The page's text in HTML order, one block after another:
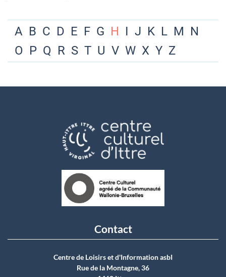
A B C D E F G H I J K L M N
O P Q R S T U V W X Y Z
Contact
Centre de Loisirs et d'Information asbI
Rue de la Montagne, 36